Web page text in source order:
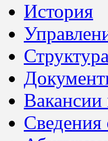
История
Структура
Сведения